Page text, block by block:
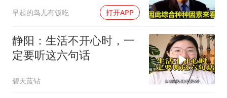
早起的鸟儿有饭吃 打开APP
静阳：生活不开心时，一
定要听这六句话
碧天蓝钻